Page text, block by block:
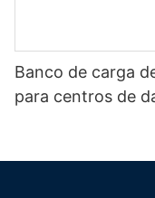
Banco de carga
para centros de